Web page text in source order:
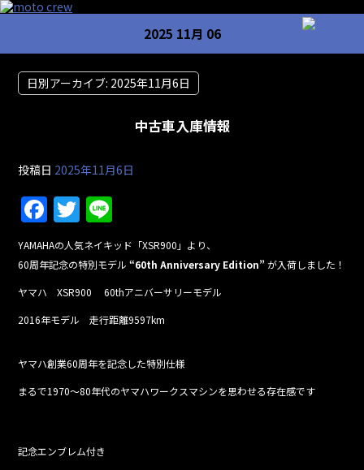
2025 11月 06
日別アーカイブ: 2025年11月6日
中古車入庫情報
投稿日 2025年11月6日
F
a
c
e
b
o
k
T
w
itt
er
n
e
YAMAHAの人気ネイキッド「XSR900」より、
60周年記念の特別モデル“60th Anniversary Edition” が入荷しました！
ヤマハ XSR900 60thアニバーサリーモデル
2016年モデル 走行距離9597km
ヤマハ創業60周年を記念した特別仕様
まるで1970〜80年代のヤマハワークスマシンを思わせる存在感です
記念エンブレム付き